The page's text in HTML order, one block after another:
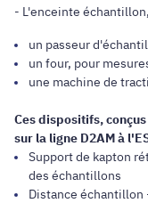
- L'enceinte
un passeur
un four, pour
une machine de
Ces dispositifs,
sur la ligne D2AM à
Support de kapton
des échantillons
Distance